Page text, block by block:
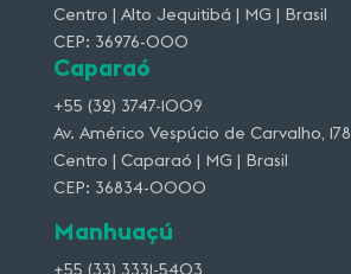
Centro | Alto Jequitibá | MG | Brasil
CEP: 36976-000
Caparaó
+55 (32) 3747-1009
Av. Américo Vespúcio de Carvalho, 178
Centro | Caparaó | MG | Brasil
CEP: 36834-0000
Manhuaçú
+55 (33) 3331-5403